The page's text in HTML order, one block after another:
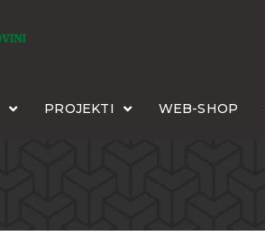
PROJEKTI WEB-SHOP